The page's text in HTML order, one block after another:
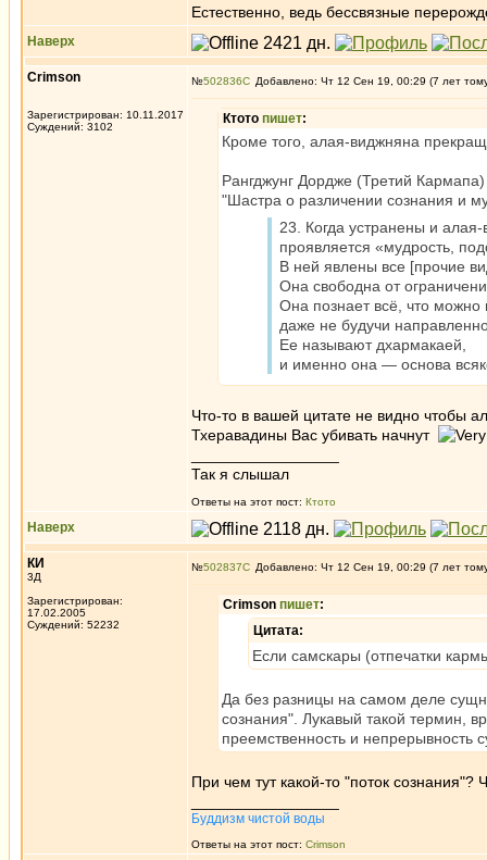
Естественно, ведь бессвязные
Наверх
Crimson
Зарегистрирован: 10.11.2017
Суждений: 3102
№502836 Добавлено: Чт 12 Сен 19, 00:29 (7 лет
Ктото пишет:
Кроме того, алая-виджняна
Рангджунг Дордже (Третий Кармапа)
"Шастра о различении сознания и
23. Когда устранены и
проявляется «мудрость,
В ней явлены все [прочие
Она свободна от
Она познает всё, что можно
даже не будучи
Ее называют дхармакаей,
и именно она — основа
Что-то в вашей цитате не видно чтобы
Тхеравадины Вас убивать начнут
Так я слышал
Ответы на этот пост: Ктото
Наверх
КИ
3Д
Зарегистрирован:
17.02.2005
Суждений: 52232
№502837 Добавлено: Чт 12 Сен 19, 00:29 (7 лет
Crimson пишет:
Цитата:
Если самскары (отпечатки
Да без разницы на самом деле
сознания". Лукавый такой термин,
преемственность и непрерывность
При чем тут какой-то "поток
Буддизм чистой воды
Ответы на этот пост: Crimson